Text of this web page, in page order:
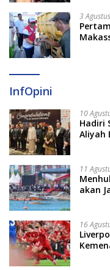
3
InfOpini
10
Hadiri
Aliyah
11
akan
16